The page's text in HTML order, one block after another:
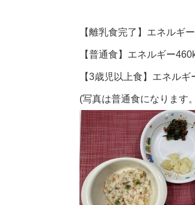
【離乳食完了】エネル
【普通食】エネルギー
【3歳児以上食】エネル
(写真は普通食になります